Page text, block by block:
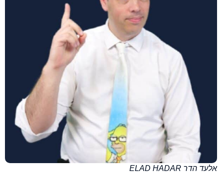
אלעד הדר ELAD HADAR